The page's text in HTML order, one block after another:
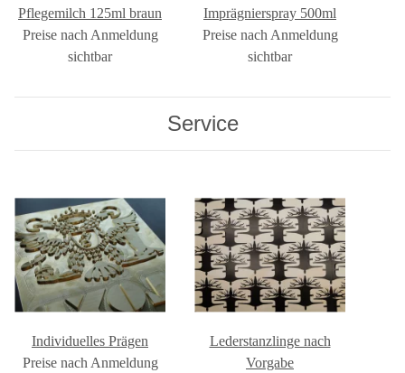
Pflegemilch 125ml braun
Preise nach Anmeldung
sichtbar
Imprägnierspray 500ml
Preise nach Anmeldung
sichtbar
Service
Individuelles Prägen
Preise nach Anmeldung
Lederstanzlinge nach
Vorgabe